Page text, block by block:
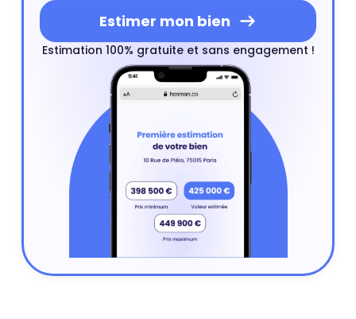
Estimer mon bien
Estimation 100% gratuite et sans engagement !